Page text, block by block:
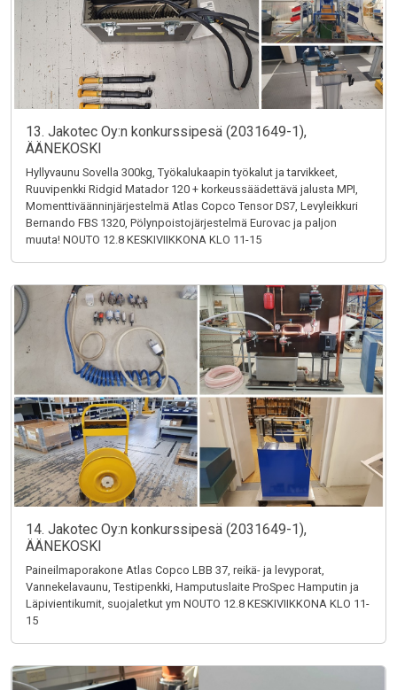
13. Jakotec Oy:n konkurssipesä (2031649-1),
ÄÄNEKOSKI
Hyllyvaunu Sovella 300kg, Työkalukaapin työkalut ja tarvikkeet,
Ruuvipenkki Ridgid Matador 120 + korkeussäädettävä jalusta MPI,
Momenttiväänninjärjestelmä Atlas Copco Tensor DS7, Levyleikkuri
Bernando FBS 1320, Pölynpoistojärjestelmä Eurovac ja paljon
muuta! NOUTO 12.8 KESKIVIIKKONA KLO 11-15
14. Jakotec Oy:n konkurssipesä (2031649-1),
ÄÄNEKOSKI
Paineilmaporakone Atlas Copco LBB 37, reikä- ja levyporat,
Vannekelavaunu, Testipenkki, Hamputuslaite ProSpec Hamputin ja
Läpivientikumit, suojaletkut ym NOUTO 12.8 KESKIVIIKKONA KLO 11-
15